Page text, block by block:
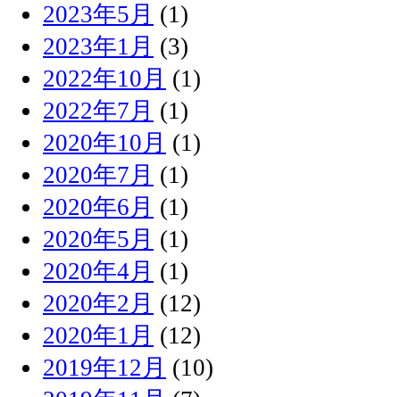
2023年5月 (1)
2023年1月 (3)
2022年10月 (1)
2022年7月 (1)
2020年10月 (1)
2020年7月 (1)
2020年6月 (1)
2020年5月 (1)
2020年4月 (1)
2020年2月 (12)
2020年1月 (12)
2019年12月 (10)